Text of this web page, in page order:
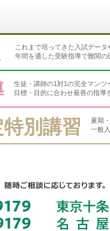
これまで培ってきた入試データ
年間を通した受験指導で難関の
生徒・講師の1対1の完全マンツ
目標・目的に合わせ最善の指導
別講習
夏期
一般